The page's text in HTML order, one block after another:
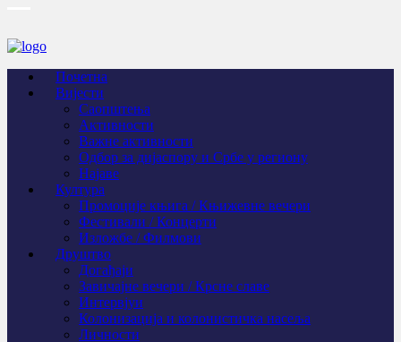
Почетна
Вијести
Саопштења
Активности
Важне активности
Одбор за дијаспору и Србе у региону
Најаве
Култура
Промоције књига / Књижевне вечери
Фестивали / Концерти
Изложбе / Филмови
Друштво
Догађаји
Завичајне вечери / Крсне славе
Интервјуи
Колонизација и колонистичка насеља
Личности